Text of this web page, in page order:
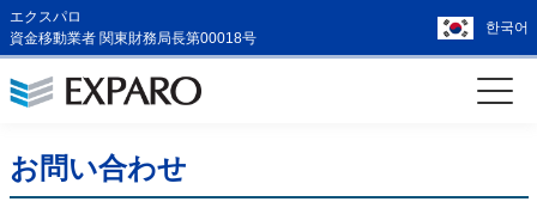
エクスパロ
資金移動業者 関東財務局長第00018号
한국어
お問い合わせ